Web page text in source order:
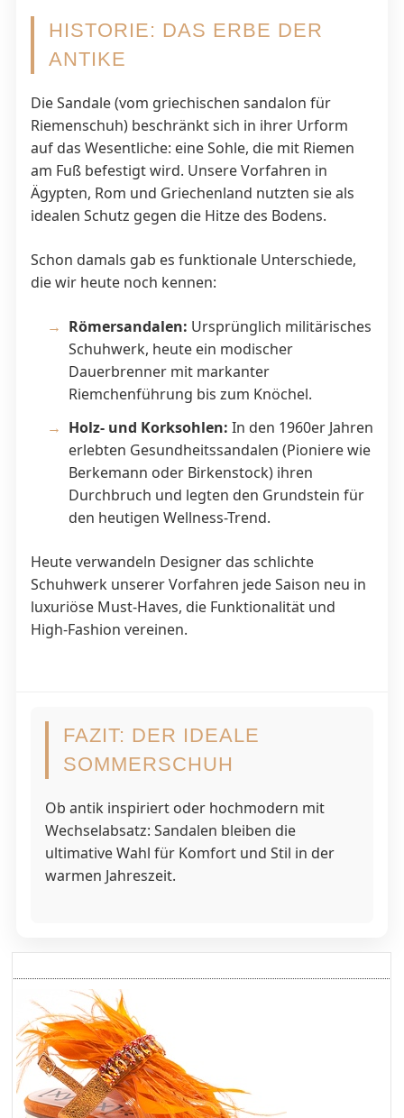
HISTORIE: DAS ERBE DER
ANTIKE
Die Sandale (vom griechischen sandalon für
Riemenschuh) beschränkt sich in ihrer Urform
auf das Wesentliche: eine Sohle, die mit Riemen
am Fuß befestigt wird. Unsere Vorfahren in
Ägypten, Rom und Griechenland nutzten sie als
idealen Schutz gegen die Hitze des Bodens.
Schon damals gab es funktionale Unterschiede,
die wir heute noch kennen:
Römersandalen: Ursprünglich militärisches
Schuhwerk, heute ein modischer
Dauerbrenner mit markanter
Riemchenführung bis zum Knöchel.
Holz- und Korksohlen: In den 1960er Jahren
erlebten Gesundheitssandalen (Pioniere wie
Berkemann oder Birkenstock) ihren
Durchbruch und legten den Grundstein für
den heutigen Wellness-Trend.
Heute verwandeln Designer das schlichte
Schuhwerk unserer Vorfahren jede Saison neu in
luxuriöse Must-Haves, die Funktionalität und
High-Fashion vereinen.
FAZIT: DER IDEALE
SOMMERSCHUH
Ob antik inspiriert oder hochmodern mit
Wechselabsatz: Sandalen bleiben die
ultimative Wahl für Komfort und Stil in der
warmen Jahreszeit.